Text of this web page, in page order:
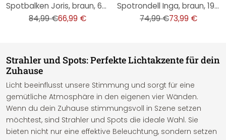
Spotbalken Joris, braun, 60 x 15,3 cm, Metall Spotbalken
84,99 €66,99 €
Spotrondell Inga, braun, 19 x 35 cm, Metall Industrielle Deckenleuchte
74,99 €73,99 €
Strahler und Spots: Perfekte Lichtakzente für dein
Zuhause
Licht beeinflusst unsere Stimmung und sorgt für eine
gemütliche Atmosphäre in den eigenen vier Wänden.
Wenn du dein Zuhause stimmungsvoll in Szene setzen
möchtest, sind Strahler und Spots die ideale Wahl. Sie
bieten nicht nur eine effektive Beleuchtung, sondern setzen